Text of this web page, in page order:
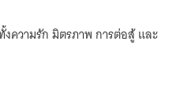
ความรัก มิตรภาพ การต่อสู้ และ